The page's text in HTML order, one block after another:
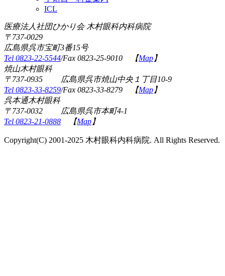
ICL
医療法人社団ひかり会 木村眼科内科病院
〒737-0029
広島県呉市宝町3番15号
Tel 0823-22-5544/Fax 0823-25-9010 【Map 】
焼山木村眼科
〒737-0935 広島県呉市焼山中央１丁目10-9
Tel 0823-33-8259/Fax 0823-33-8279 【Map 】
呉本通木村眼科
〒737-0032 広島県呉市本町4-1
Tel 0823-21-0888 【Map 】
Copyright(C) 2001-2025 木村眼科内科病院. All Rights Reserved.